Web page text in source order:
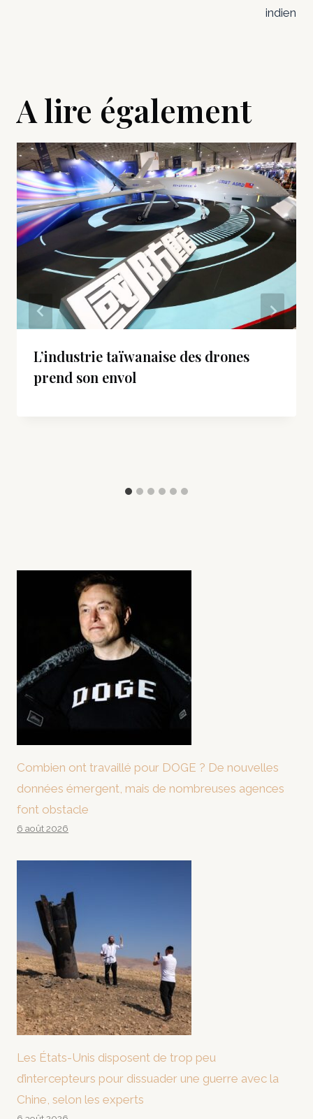
indien
A lire également
L’industrie taïwanaise des drones
prend son envol
Combien ont travaillé pour DOGE ? De nouvelles
données émergent, mais de nombreuses agences
font obstacle
6 août 2026
Les États-Unis disposent de trop peu
d’intercepteurs pour dissuader une guerre avec la
Chine, selon les experts